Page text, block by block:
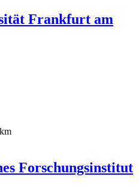
Frankfurt am
Forschungsinstitut